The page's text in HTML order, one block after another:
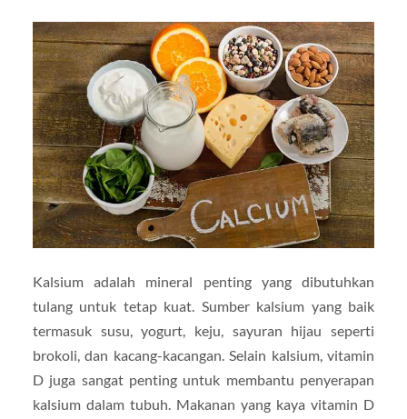
Kalsium adalah mineral penting yang dibutuhkan
tulang untuk tetap kuat. Sumber kalsium yang baik
termasuk susu, yogurt, keju, sayuran hijau seperti
brokoli, dan kacang-kacangan. Selain kalsium, vitamin
D juga sangat penting untuk membantu penyerapan
kalsium dalam tubuh. Makanan yang kaya vitamin D